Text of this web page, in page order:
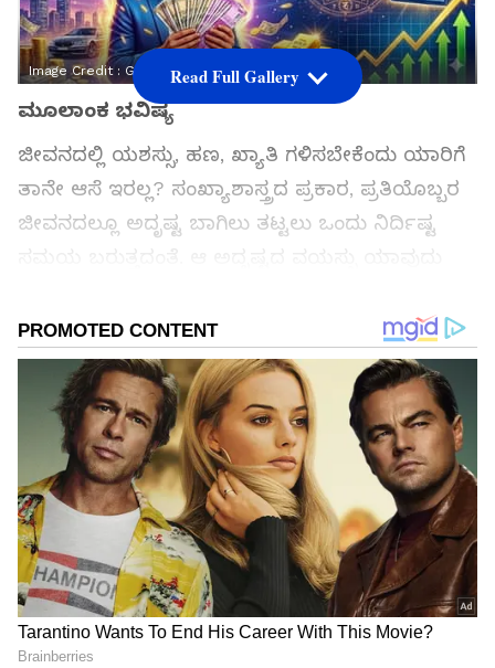
Image Credit : Gemini Generated
ಮೂಲಾಂಕ ಭವಿಷ್ಯ
ಜೀವನದಲ್ಲಿ ಯಶಸ್ಸು, ಹಣ, ಖ್ಯಾತಿ ಗಳಿಸಬೇಕೆಂದು ಯಾರಿಗೆ
ತಾನೇ ಆಸೆ ಇರಲ್ಲ? ಸಂಖ್ಯಾಶಾಸ್ತ್ರದ ಪ್ರಕಾರ, ಪ್ರತಿಯೊಬ್ಬರ
ಜೀವನದಲ್ಲೂ ಅದೃಷ್ಟ ಬಾಗಿಲು ತಟ್ಟಲು ಒಂದು ನಿರ್ದಿಷ್ಟ
ಕಂಡುಹಿಡಿಯಬಹುದು. ಆದರೆ, ಅದಕ್ಕೂ ಮೊದಲು ನಿಮ್ಮ
'ಮೂಲ ಸಂಖ್ಯೆ' (ಮೂಲಾಂಕ್) ಏನು ಎಂದು
ತಿಳಿದುಕೊಳ್ಳಬೇಕು.
ಸಮಗ್ರ ಸುದ್ದಿ ಮೂಲವನ್ನಾಗಿ asianet suvarna news ಅನ್ನು
ಆಯ್ಕೆ ಮಾಡಿಕೊಳ್ಳಿ
Read Full Gallery